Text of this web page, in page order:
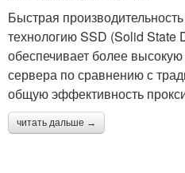
Быстрая
технологию SSD (Solid State
обеспечивает более
сервера по сравнению с
общую эффективность
читать дальше →